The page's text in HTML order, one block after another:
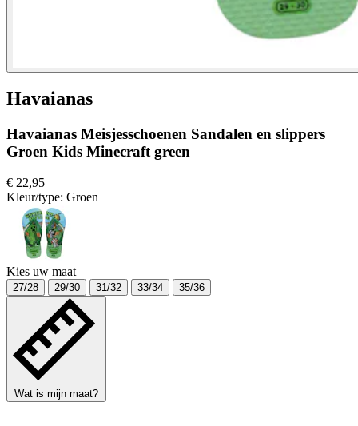
Havaianas
Havaianas Meisjesschoenen Sandalen en slippers
Groen Kids Minecraft green
€ 22,95
Kleur/type: Groen
Kies uw maat
27/28 29/30 31/32 33/34 35/36
Wat is mijn maat?